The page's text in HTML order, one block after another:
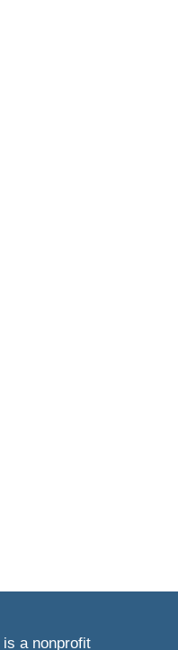
a nonprofit